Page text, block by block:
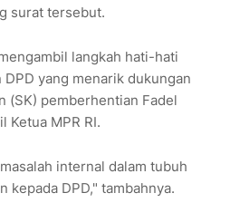
surat tersebut.
langkah hati-hati
yang menarik dukungan
(SK) pemberhentian Fadel
Ketua MPR RI.
internal dalam tubuh
kepada DPD," tambahnya.